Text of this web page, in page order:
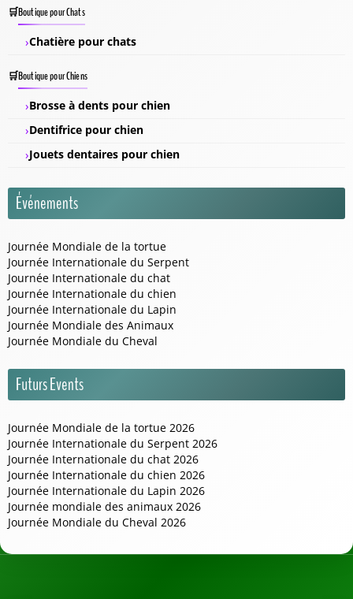
Boutique pour Chats
Chatière pour chats
Boutique pour Chiens
Brosse à dents pour chien
Dentifrice pour chien
Jouets dentaires pour chien
Événements
Journée Mondiale de la tortue
Journée Internationale du Serpent
Journée Internationale du chat
Journée Internationale du chien
Journée Internationale du Lapin
Journée Mondiale des Animaux
Journée Mondiale du Cheval
Futurs Events
Journée Mondiale de la tortue 2026
Journée Internationale du Serpent 2026
Journée Internationale du chat 2026
Journée Internationale du chien 2026
Journée Internationale du Lapin 2026
Journée mondiale des animaux 2026
Journée Mondiale du Cheval 2026